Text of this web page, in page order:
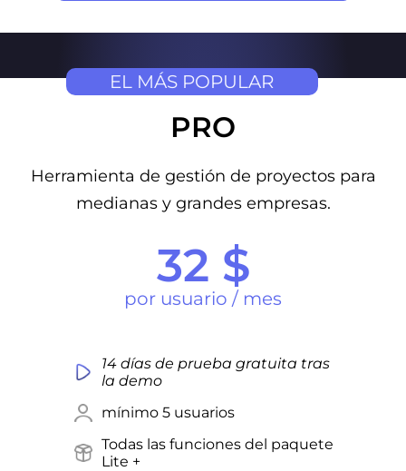
EL MÁS POPULAR
PRO
Herramienta de gestión de proyectos para
medianas y grandes empresas.
32 $
por usuario / mes
14 días de prueba gratuita tras
la demo
mínimo 5 usuarios
Todas las funciones del paquete
Lite +